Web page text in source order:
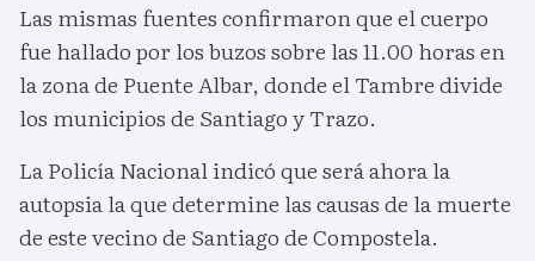
Las mismas fuentes confirmaron que el cuerpo
fue hallado por los buzos sobre las 11.00 horas en
la zona de Puente Albar, donde el Tambre divide
los municipios de Santiago y Trazo.
La Policía Nacional indicó que será ahora la
autopsia la que determine las causas de la muerte
de este vecino de Santiago de Compostela.